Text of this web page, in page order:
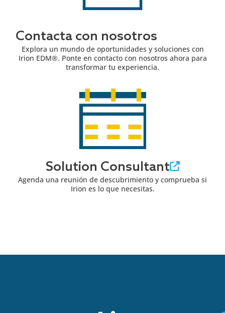
Contacta con nosotros
Explora un mundo de oportunidades y soluciones con
Irion EDM®. Ponte en contacto con nosotros ahora para
transformar tu experiencia.
Solution Consultant
Agenda una reunión de descubrimiento y comprueba si
Irion es lo que necesitas.